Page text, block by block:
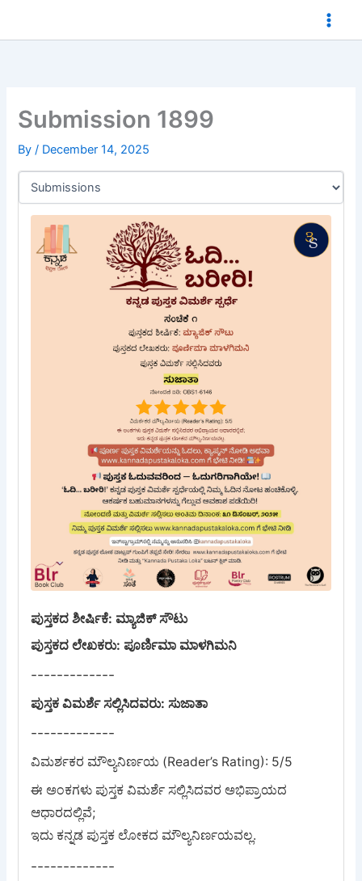
Submission 1899
By/ December 14, 2025
ಪುಸ್ತಕದ ಶೀರ್ಷಿಕೆ: ​ಮ್ಯಾಜಿಕ್ ಸೌಟು
ಪುಸ್ತಕದ ಲೇಖಕರು: ​ಪೂರ್ಣಿಮಾ ಮಾಳಗಿಮನಿ
-------------
ಪುಸ್ತಕ ವಿಮರ್ಶೆ ಸಲ್ಲಿಸಿದವರು: ಸುಜಾತಾ
-------------
ವಿಮರ್ಶಕರ ಮೌಲ್ಯನಿರ್ಣಯ (Reader’s Rating): 5/5
ಈ ಅಂಕಗಳು ಪುಸ್ತಕ ವಿಮರ್ಶೆ ಸಲ್ಲಿಸಿದವರ ಅಭಿಪ್ರಾಯದ
ಆಧಾರದಲ್ಲಿವೆ;
-------------